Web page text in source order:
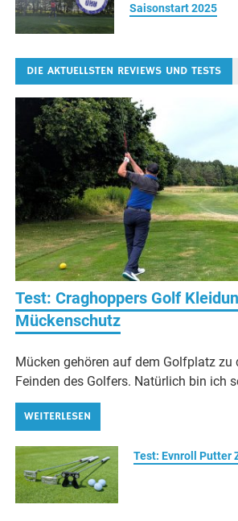
Saisonstart 2025
DIE AKTUELLSTEN REVIEWS UND TESTS
Test: Craghoppers Golf
Mückenschutz
Mücken gehören auf dem Golfplatz zu
Feinden des Golfers. Natürlich bin ich
WEITERLESEN
Test: Evnroll Putter